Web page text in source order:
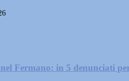
Fermano: in 5 denunciati